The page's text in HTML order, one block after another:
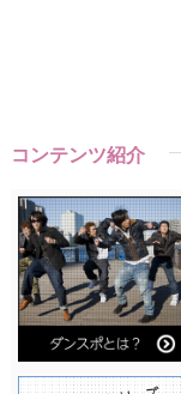
コンテンツ紹介